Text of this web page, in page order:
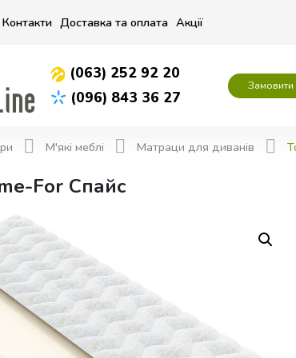
Контакти Доставка та оплата Акції
(063) 252 92 20
(096) 843 36 27
Замовити
М'які меблі Матраци для диванів
For Спайс